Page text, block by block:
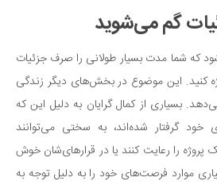
که شما مدت بسیار طولانی را صرف جزئیات
کنید. این موضوع در بخش‌های دیگر زندگی
بسیاری از کمال گرایان به دلیل این که
گرفتار شده‌اند، به سختی می‌توانند
پروژه را رعایت کنند یا در قرارهای‌شان خوش
موارد فرصت‌های خود را به دلیل توجه به